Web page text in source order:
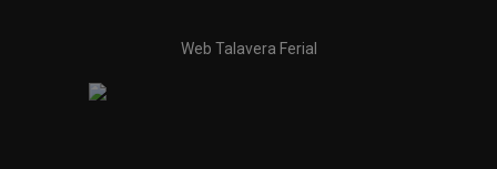
Web Talavera Ferial